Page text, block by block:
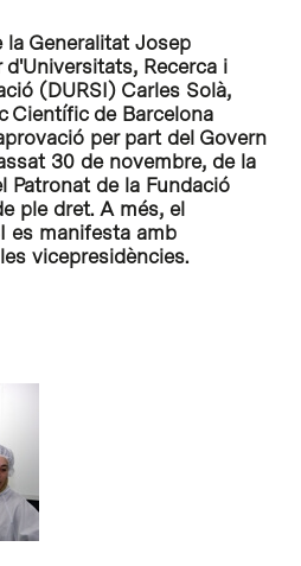
la Generalitat Josep
Recerca i
(DURSI) Carles Solà,
Científic de Barcelona
per part del Govern
30 de novembre, de la
Patronat de la Fundació
ple dret. A més, el
es manifesta amb
vicepresidències.